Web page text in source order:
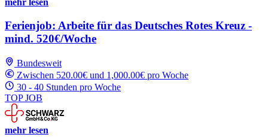
mehr lesen
Ferienjob: Arbeite für das Deutsches Rotes Kreuz -
mind. 520€/Woche
Bundesweit
Zwischen 520.00€ und 1,000.00€ pro Woche
30 - 40 Stunden pro Woche
TOP JOB
mehr lesen